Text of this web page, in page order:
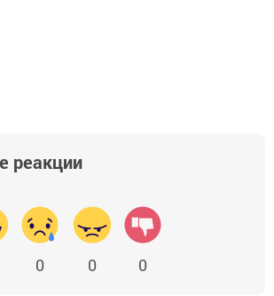
реакции
0 0 0